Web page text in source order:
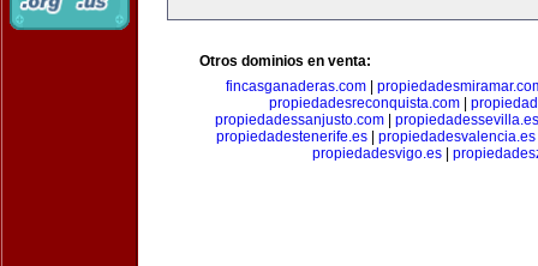
Otros dominios en venta:
fincasganaderas.com
propiedadesreconquista.com
propiedadessanjusto.com| propiedadessevilla.es
propiedadestenerife.es| propiedadesvalencia.es
propiedadesvigo.es|